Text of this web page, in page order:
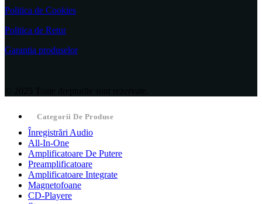
Politica de Cookies
Politica de Retur
Garantia produselor
Categorii De Produse
Înregistrări Audio
All-In-One
Amplificatoare De Putere
Preamplificatoare
Amplificatoare Integrate
Magnetofoane
CD-Playere